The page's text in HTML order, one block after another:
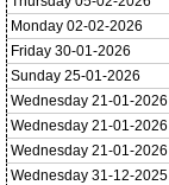
Monday 02-02-2026
Friday 30-01-2026
Sunday 25-01-2026
Wednesday 21-01-2026
Wednesday 21-01-2026
Wednesday 21-01-2026
Wednesday 31-12-2025